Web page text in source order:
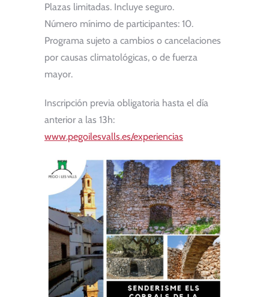
Plazas limitadas. Incluye seguro.
Número mínimo de participantes: 10.
Programa sujeto a cambios o cancelaciones
por causas climatológicas, o de fuerza
mayor.
Inscripción previa obligatoria hasta el día
anterior a las 13h:
www.pegoilesvalls.es/experiencias